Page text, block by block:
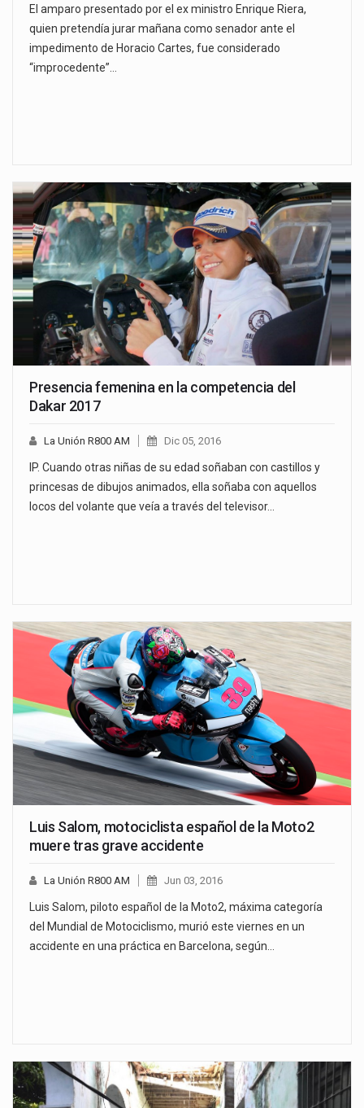
El amparo presentado por el ex ministro Enrique Riera,
quien pretendía jurar mañana como senador ante el
impedimento de Horacio Cartes, fue considerado
“improcedente”…
Presencia femenina en la competencia del
Dakar 2017
La Unión R800 AM Dic 05, 2016
IP. Cuando otras niñas de su edad soñaban con castillos y
princesas de dibujos animados, ella soñaba con aquellos
locos del volante que veía a través del televisor…
Luis Salom, motociclista español de la Moto2
muere tras grave accidente
La Unión R800 AM Jun 03, 2016
Luis Salom, piloto español de la Moto2, máxima categoría
del Mundial de Motociclismo, murió este viernes en un
accidente en una práctica en Barcelona, según…